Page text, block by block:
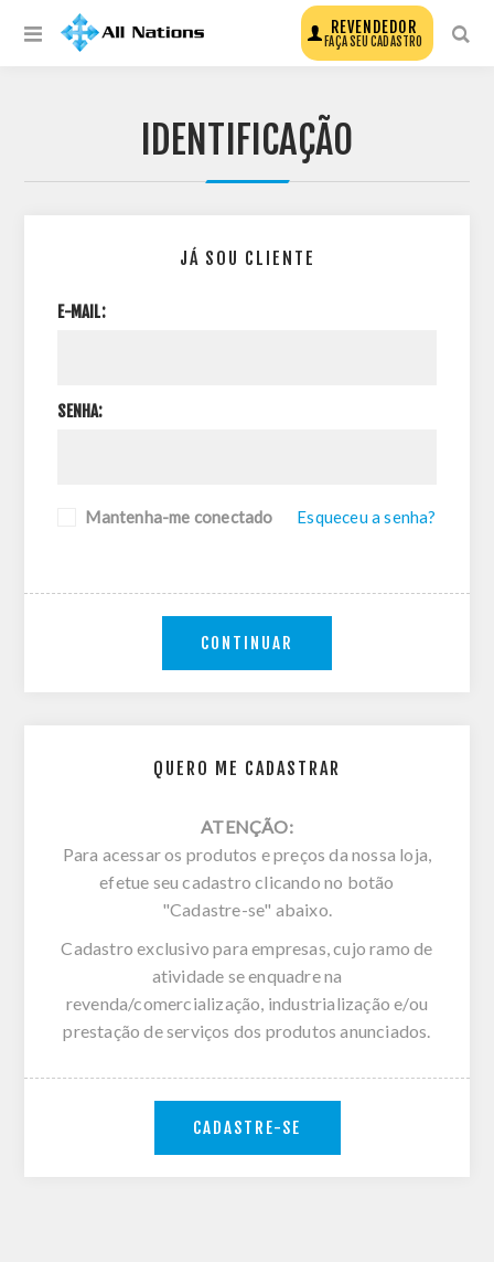
REVENDEDOR
FAÇA SEU CADASTRO
IDENTIFICAÇÃO
QUERO ME CADASTRAR
ATENÇÃO:
Para acessar os produtos e preços da nossa loja,
efetue seu cadastro clicando no botão
"Cadastre-se" abaixo.
Cadastro exclusivo para empresas, cujo ramo de
atividade se enquadre na
revenda/comercialização, industrialização e/ou
prestação de serviços dos produtos anunciados.
CADASTRE-SE
JÁ SOU CLIENTE
E-MAIL:
SENHA:
Mantenha-me conectado Esqueceu a senha?
CONTINUAR